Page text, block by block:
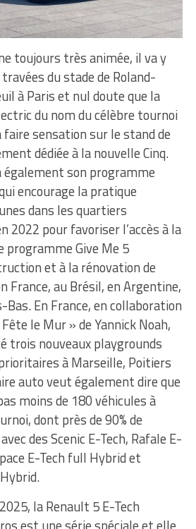
toujours très animée, il va y
du stade de Roland-
à Paris et nul doute que la
du nom du célèbre tournoi
faire sensation sur le stand de
dédiée à la nouvelle Cinq.
son programme
encourage la pratique
dans les quartiers
2022 pour favoriser l’accès à la
Give Me 5
et à la rénovation de
France, au Brésil, en Argentine,
Bas. En France, en collaboration
le Mur » de Yannick Noah,
trois nouveaux playgrounds
à Marseille, Poitiers
auto veut également dire que
moins de 180 véhicules à
dont près de 90% de
des Scenic E-Tech, Rafale E-
E-Tech full Hybrid et
la Renault 5 E-Tech